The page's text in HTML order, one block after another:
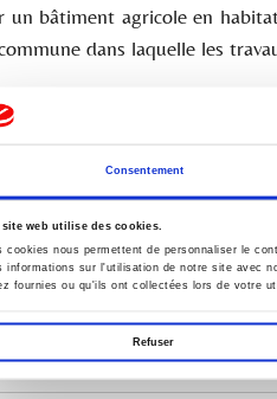
Consentement
site web utilise des cookies.
cookies nous permettent de personnaliser le
informations sur l'utilisation de notre site avec
fournies ou qu'ils ont collectées lors de votre
Refuser
un bâtiment agricole en
dans laquelle les
conformes aux règles
par LEXTENSO,
Rép.